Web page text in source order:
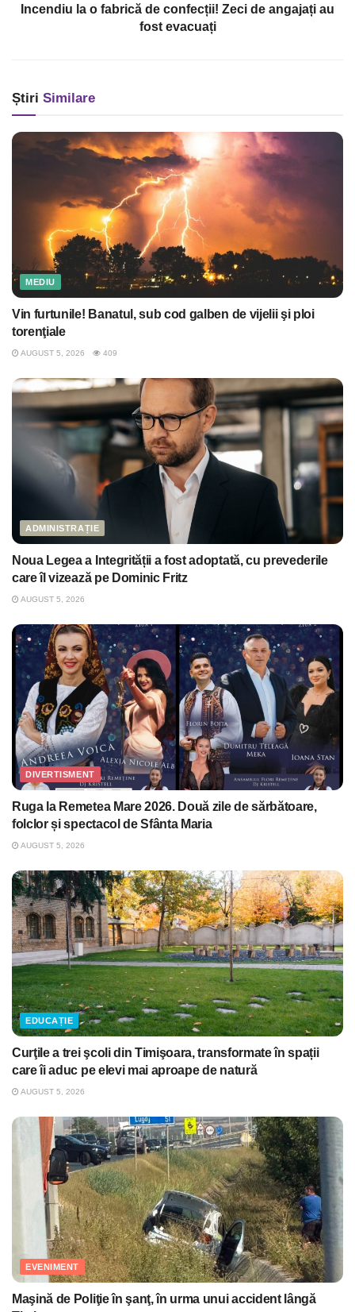
Incendiu la o fabrică de confecții! Zeci de angajați au
fost evacuați
Știri Similare
MEDIU
Vin furtunile! Banatul, sub cod galben de vijelii şi ploi
torenţiale
AUGUST 5, 2026 409
ADMINISTRAȚIE
Noua Legea a Integrității a fost adoptată, cu prevederile
care îl vizează pe Dominic Fritz
AUGUST 5, 2026
DIVERTISMENT
Ruga la Remetea Mare 2026. Două zile de sărbătoare,
folclor și spectacol de Sfânta Maria
AUGUST 5, 2026
EDUCAȚIE
Curţile a trei şcoli din Timişoara, transformate în spații
care îi aduc pe elevi mai aproape de natură
AUGUST 5, 2026
EVENIMENT
Maşină de Poliţie în şanţ, în urma unui accident lângă